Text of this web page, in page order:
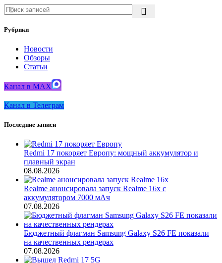
Рубрики
Новости
Обзоры
Статьи
Канал в MAX
Канал в Телеграм
Последние записи
Redmi 17 покоряет Европу: мощный аккумулятор и
плавный экран
08.08.2026
Realme анонсировала запуск Realme 16x с
аккумулятором 7000 мАч
07.08.2026
Бюджетный флагман Samsung Galaxy S26 FE показали
на качественных рендерах
07.08.2026